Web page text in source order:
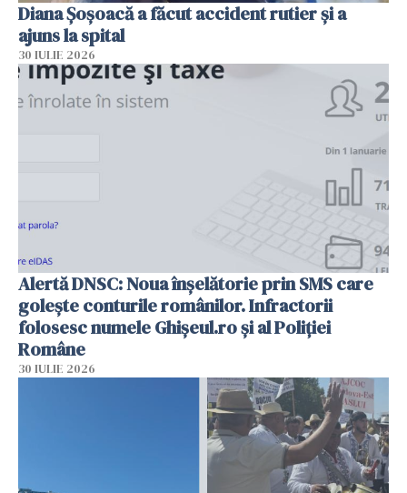
Diana Șoșoacă a făcut accident rutier și a
ajuns la spital
30 IULIE 2026
Alertă DNSC: Noua înșelătorie prin SMS care
golește conturile românilor. Infractorii
folosesc numele Ghișeul.ro și al Poliției
Române
30 IULIE 2026